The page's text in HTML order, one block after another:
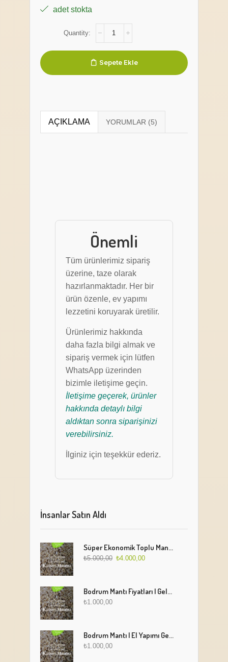
adet stokta
Sepete Ekle
AÇIKLAMA
Önemli
Tüm ürünlerimiz sipariş
üzerine, taze olarak
hazırlanmaktadır. Her bir
ürün özenle, ev yapımı
lezzetini koruyarak üretilir.
Ürünlerimiz hakkında
daha fazla bilgi almak ve
sipariş vermek için lütfen
WhatsApp üzerinden
bizimle iletişime geçin.
İletişime geçerek, ürünler
hakkında detaylı bilgi
aldıktan sonra siparişinizi
verebilirsiniz.
İlginiz için teşekkür ederiz.
İnsanlar Satın Aldı
Süper Ekonomik Toplu Mantı Paketi (5 Kg)
₺5.000,00 ₺4.000,00
Bodrum Mantı Fiyatları | Geleneksel Türk Mantısı Online Sipariş
₺1.000,00
Bodrum Mantı | El Yapımı Geleneksel Mantı Lezzeti
₺1.000,00